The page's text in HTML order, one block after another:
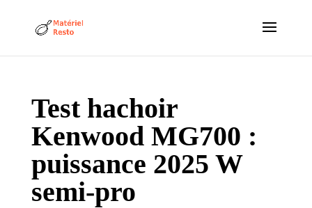
Test hachoir
Kenwood MG700 :
puissance 2025 W
semi-pro